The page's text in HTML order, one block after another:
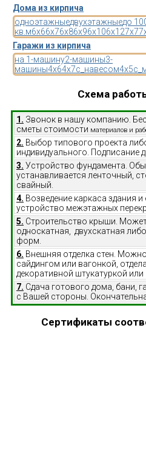
Дома из кирпича
одноэтажныедвухэтажныедо
кв.м6x66x76x86x96x106x127x7
Гаражи из кирпича
на 1-машину2-машины3-
машины4x64x7с_навесом4x5
Схема
1. Звонок в нашу компанию.
сметы стоимости материалов и
2. Выбор типового проекта
индивидуального. Подписание
3. Устройство фундамента.
устанавливается ленточный,
свайный.
4. Возведение каркаса здания и
устройство межэтажных
5. Строительство крыши.
односкатная, двухскатная
форм.
6. Внешняя отделка стен.
сайдингом или вагонкой,
декоративной штукатуркой или
7. Сдача готового дома, бани,
с Вашей стороны.
Сертификаты